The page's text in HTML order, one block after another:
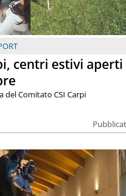
centri estivi aperti
del Comitato CSI Carpi